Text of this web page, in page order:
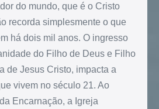
do mundo, que é o Cristo
recorda simplesmente o que
há dois mil anos. O ingresso
do Filho de Deus e Filho
de Jesus Cristo, impacta a
vivem no século 21. Ao
Encarnação, a Igreja